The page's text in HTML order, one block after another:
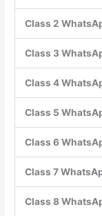
Class 2
Class 3
Class 4
Class 5
Class 6
Class 7
Class 8